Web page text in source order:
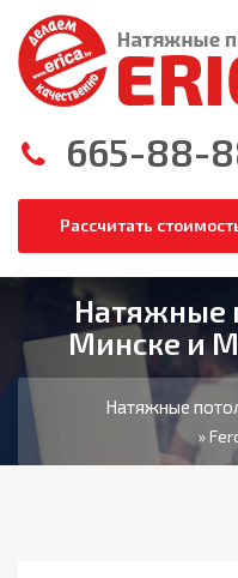
665-88-
Рассчитать
Натяжные
Минске и
Натяжные
»